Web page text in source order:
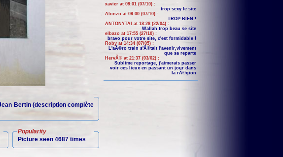
Bertin (description complète
Popularity
Picture seen 4687 times
xavier at 09:01 (07/10) :
trop sexy le site
Alonzo at 09:00 (07/10) :
TROP BIEN !
ANTONYTAI at 18:28 (22/04) :
Wallah trop beau se site
elbazo at 17:55 (27/10) :
bravo pour votre site, c'est formidable !
Roby at 14:34 (07/05) :
L'aÃ©ro train s'Ã©tait l'avenir,vivement
que sa reparte
HervÃ© at 21:37 (03/02) :
Sublime reportage, j'aimerais passer
voir ces lieux en passant un jour dans
la rÃ©gion